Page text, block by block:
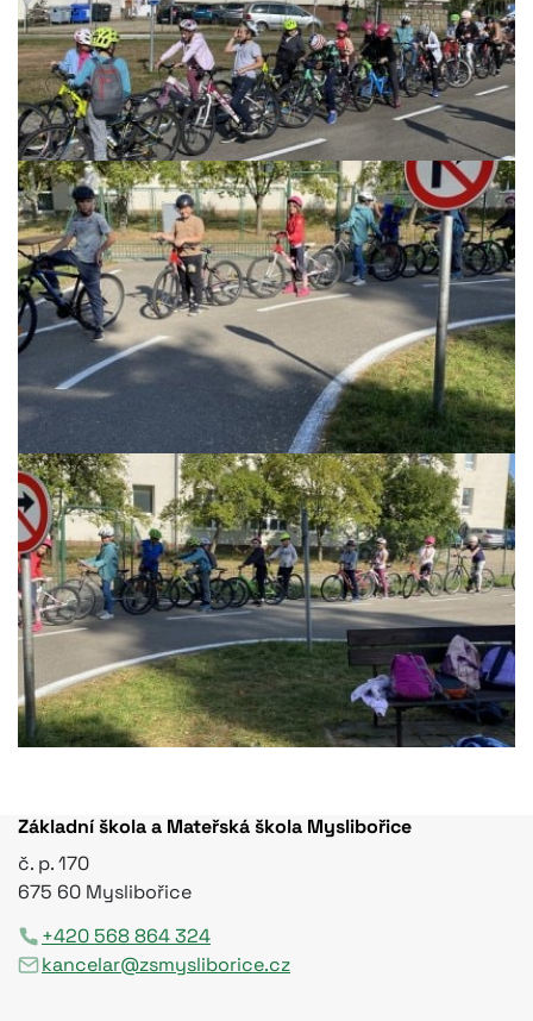
Základní škola a Mateřská škola Myslibořice
č. p. 170
675 60 Myslibořice
+420 568 864 324
kancelar@zsmysliborice.cz